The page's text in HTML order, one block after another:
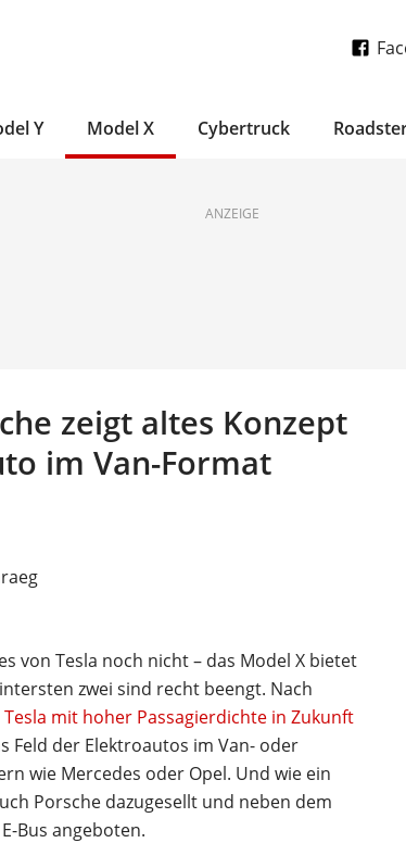
Y Model X Cybertruck
ANZEIGE
zeigt altes Konzept
im Van-Format
von Tesla noch nicht – das Model X bietet
zwei sind recht beengt. Nach
mit hoher Passagierdichte in Zukunft
Feld der Elektroautos im Van- oder
wie Mercedes oder Opel. Und wie ein
Porsche dazugesellt und neben dem
Bus angeboten.